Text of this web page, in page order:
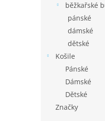
běžkařské
pánské
dámské
dětské
Košile
Pánské
Dámské
Dětské
Značky